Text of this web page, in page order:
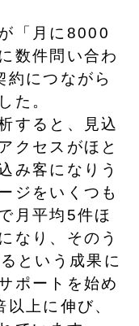
「月に8000
数件問い合わ
約につながら
た。
すると、見込
クセスがほと
み客になりう
ジをいくつも
月平均5件ほ
なり、そのう
という成果に
ポートを始め
上に伸び、